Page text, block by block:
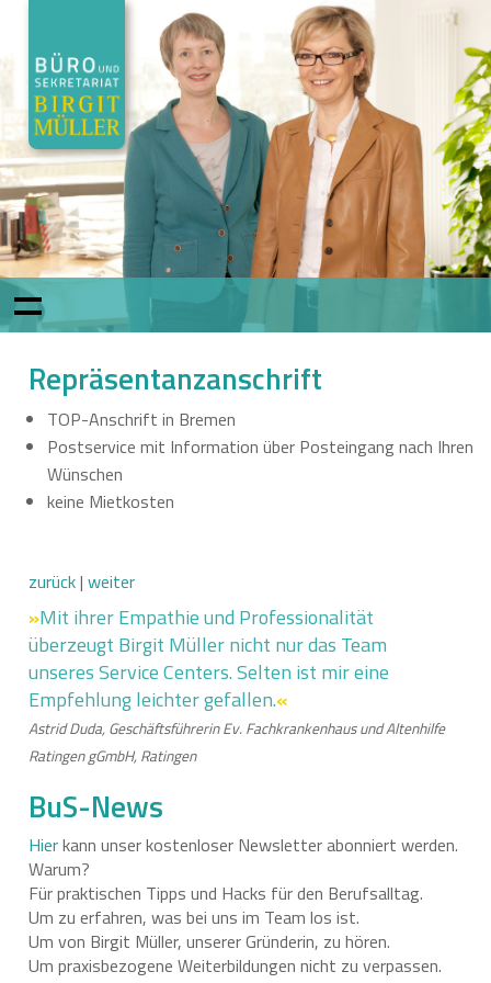
Repräsentanzanschrift
TOP-Anschrift in Bremen
Postservice mit Information über Posteingang nach Ihren
Wünschen
keine Mietkosten
zurück| weiter
»Mit ihrer Empathie und Professionalität
überzeugt Birgit Müller nicht nur das Team
unseres Service Centers. Selten ist mir eine
Empfehlung leichter gefallen.«
Astrid Duda, Geschäftsführerin Ev. Fachkrankenhaus und Altenhilfe
Ratingen gGmbH, Ratingen
BuS-News
Hierkann unser kostenloser Newsletter abonniert werden.
Warum?
Für praktischen Tipps und Hacks für den Berufsalltag.
Um zu erfahren, was bei uns im Team los ist.
Um von Birgit Müller, unserer Gründerin, zu hören.
Um praxisbezogene Weiterbildungen nicht zu verpassen.